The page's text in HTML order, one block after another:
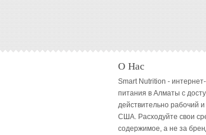
О Нас
Smart Nutrition -
питания в Алматы с
действительно рабочий
США. Расходуйте свои
содержимое, а не за